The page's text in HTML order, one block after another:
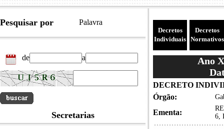
Pesquisar por Palavra
de a
Secretarias
Decretos
Individuais
Decretos
Normativos
Ano
DECRETO
Órgão:
Ementa:
6,